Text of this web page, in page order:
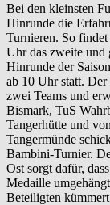
Bei den kleinsten
Hinrunde die
Turnieren. So
Uhr das zweite und
Hinrunde der
ab 10 Uhr statt. Der
zwei Teams und
Bismark, TuS
Tangerhütte und
Tangermünde
Bambini-Turnier.
Ost sorgt dafür,
Medaille
Beteiligten